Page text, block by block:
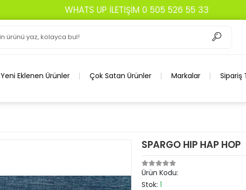
WHATS UP İLETİŞİM 0 505 526 55 33
Yeni Eklenen Ürünler Çok Satan Ürünler Markalar Sipariş
SPARGO HIP HAP HOP
Ürün Kodu:
Stok: 1